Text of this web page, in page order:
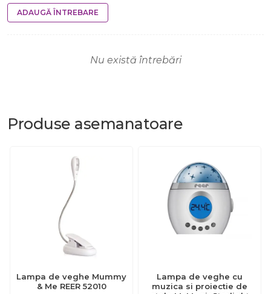
ADAUGĂ ÎNTREBARE
Nu există întrebări
Produse asemanatoare
Lampa de veghe Mummy
& Me REER 52010
Lampa de veghe cu
muzica si proiectie de